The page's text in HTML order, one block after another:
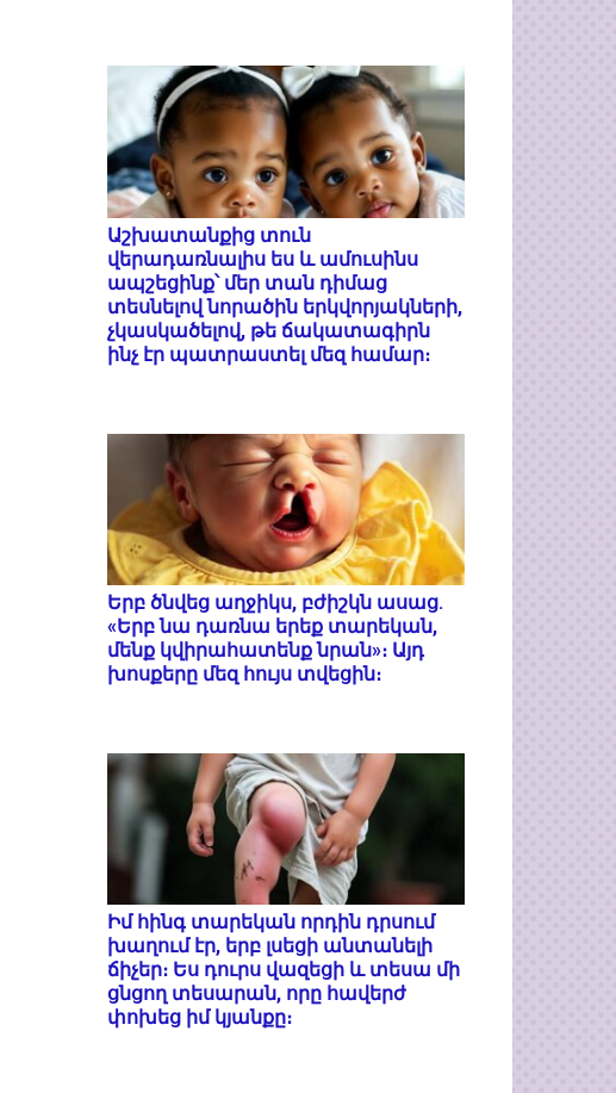
Աշխատանքից տուն
վերադառնալիս ես և ամուսինս
ապշեցինք՝ մեր տան դիմաց
տեսնելով նորածին երկվորյակների,
չկասկածելով, թե ճակատագիրն
ինչ էր պատրաստել մեզ համար։
Երբ ծնվեց աղջիկս, բժիշկն ասաց.
«Երբ նա դառնա երեք տարեկան,
մենք կվիրահատենք նրան»։ Այդ
խոսքերը մեզ հույս տվեցին։
Իմ հինգ տարեկան որդին դրսում
խաղում էր, երբ լսեցի անտանելի
ճիչեր։ Ես դուրս վազեցի և տեսա մի
ցնցող տեսարան, որը հավերժ
փոխեց իմ կյանքը։